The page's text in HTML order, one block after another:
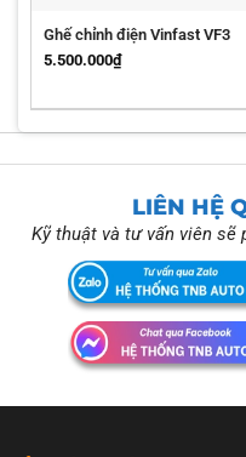
Ghế chỉnh điện Vinfast VF3
5.500.000₫
LIÊN HỆ
Kỹ thuật và tư vấn viên sẽ